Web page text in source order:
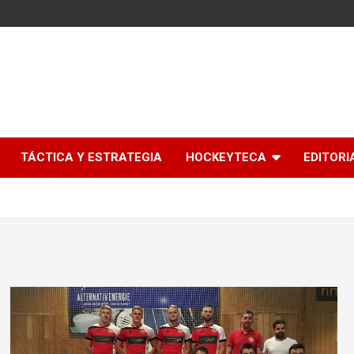
TÁCTICA Y ESTRATEGIA HOCKEYTECA